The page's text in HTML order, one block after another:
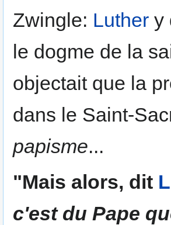
Zwingle: Luther y
le dogme de la
objectait que la
dans le Saint-
papisme...
"Mais alors, dit
c'est du Pape